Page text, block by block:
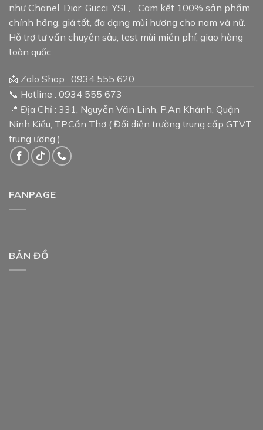
như Chanel, Dior, Gucci, YSL,... Cam kết 100% sản phẩm
chính hãng, giá tốt, đa dạng mùi hương cho nam và nữ.
Hỗ trợ tư vấn chuyên sâu, test mùi miễn phí, giao hàng
toàn quốc.
📩 Zalo Shop : 0934 555 620
📞 Hotline : 0934 555 673
📍 Địa Chỉ : 331, Nguyễn Văn Linh, P.An Khánh, Quận
Ninh Kiều, TP.Cần Thơ ( Đối diện trường trung cấp GTVT
trung ương )
FANPAGE
BẢN ĐỒ